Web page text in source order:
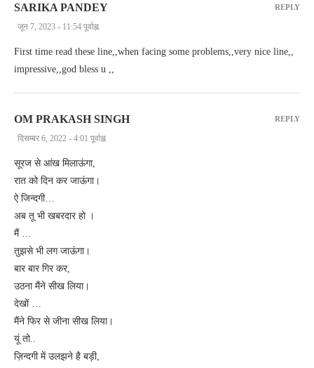
SARIKA PANDEY
जून 7, 2023 - 11:54 पूर्वाह्न
First time read these line,,when facing some problems,,very nice line,,
impressive,,god bless u ,,
REPLY
OM PRAKASH SINGH
दिसम्बर 6, 2022 - 4:01 पूर्वाह्न
सूरज से आंख मिलाऊंगा,
रात को दिन कर जाऊंगा।
ऐ जिन्दगी…
अब तू भी खबरदार हो ।
मैं …
तुझसे भी लग जाऊंगा।
बार बार गिर कर,
उठना मैंने सीख लिया।
देखों …
मैंने फिर से जीना सीख लिया।
यूं तो..
ज़िन्दगी में उलझने है बड़ी,
REPLY